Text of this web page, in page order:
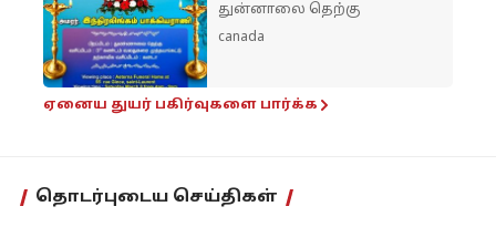
துன்னாலை தெற்கு
canada
ஏனைய துயர் பகிர்வுகளை பார்க்க
தொடர்புடைய செய்திகள்